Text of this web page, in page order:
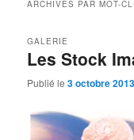
ARCHIVES PAR MOT-
Les Stock
GALERIE
Publié le3 octobre 2013